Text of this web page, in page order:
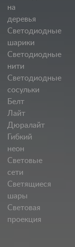
на
деревья
Светодиодные
шарики
Светодиодные
нити
Светодиодные
сосульки
Белт
Лайт
Дюралайт
Гибкий
неон
Световые
сети
Светящиеся
шары
Световая
проекция